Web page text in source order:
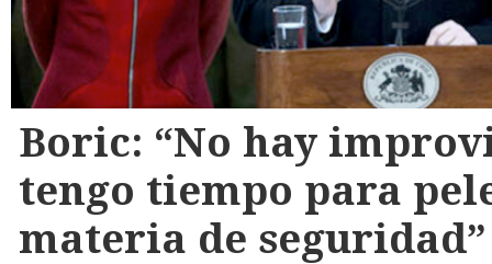
Boric: “No hay
tengo tiempo para
materia de seguridad”